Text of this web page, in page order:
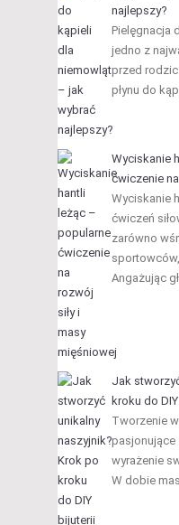
najlepszy?
Pielęgnacja
jedno z
przed
płynu do
Wyciskanie
ćwiczenie
Wyciskanie
ćwiczeń
zarówno
Angażując
Jak
kroku do
Tworzenie
pasjonujące
wyrażenie
W dobie